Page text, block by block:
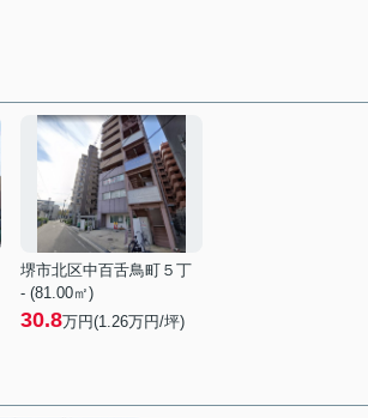
堺市北区中百舌鳥町５丁
- (81.00㎡)
30.8万円(1.26万円/坪)